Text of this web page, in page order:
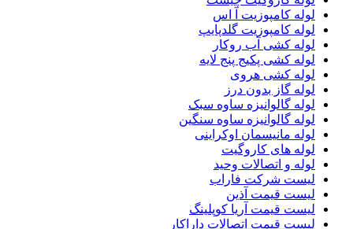
لوله کامپوزیت آ اس
لوله کامپوزیت گلدپایپ
لوله کشی آب روکار
لوله کشی پکیج پنج لایه
لوله کشی هروی
لوله گاز بدون درز
لوله گالوانیزه ساوه سبک
لوله گالوانیزه ساوه سنگین
لوله مانیسمان اوکراینی
لوله های کاروگیت
لوله و اتصالات وحید
لیست شرکت فاراب
لیست قیمت آذین
لیست قیمت آریا کوپلینگ
لیست قیمت اتصالات داراکار